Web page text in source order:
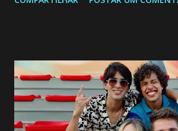
a Programação Semanal do SBT de 08/
confessa a Gabriel que ele demonstrou
pessoa que ela tanto desejou durante
entra no quarto de Gabriel e imagina
encontro deles, quando conseguir